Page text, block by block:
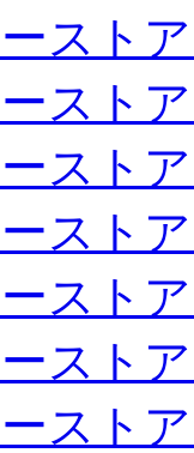
スト
スト
スト
スト
スト
スト
スト